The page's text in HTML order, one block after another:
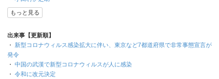
もっと見る
出来事【更新順】
・ 新型コロナウィルス感染拡大に伴い、東京など7都道府県で非常事態宣言が
発令
・ 中国の武漢で新型コロナウィルスが人に感染
・ 令和に改元決定